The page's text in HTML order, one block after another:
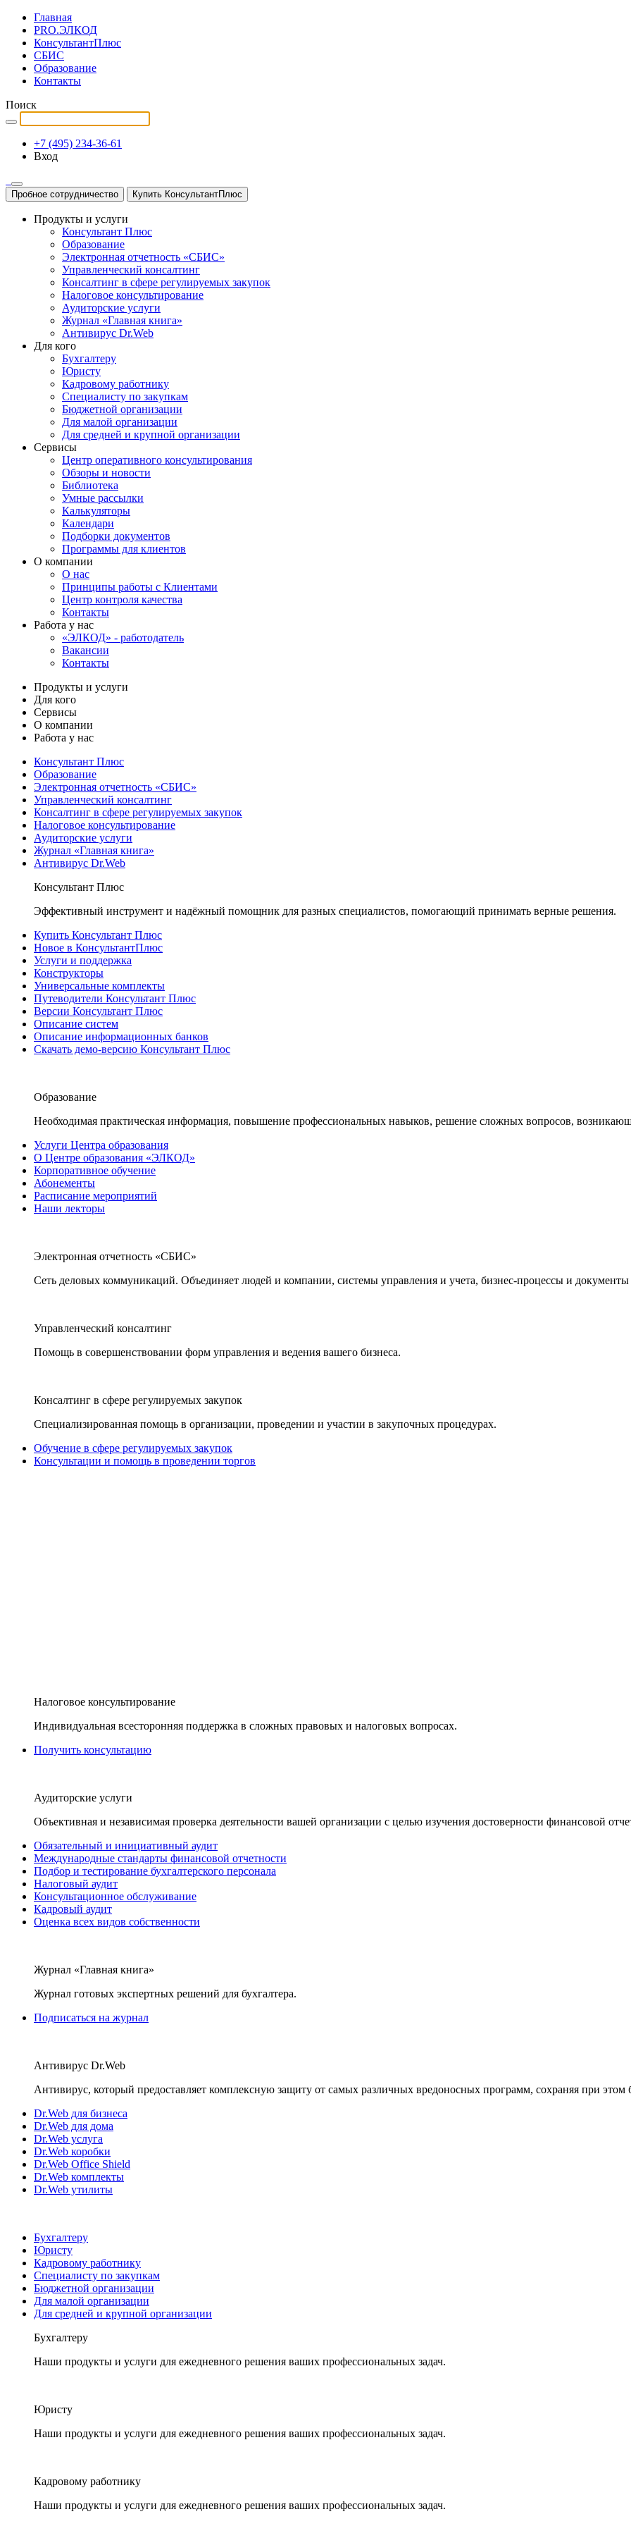
Главная
PRO.ЭЛКОД
КонсультантПлюс
СБИС
Образование
Контакты
Поиск
+7 (495) 234-36-61
Вход
Пробное сотрудничество Купить КонсультантПлюс
Продукты и услуги
Консультант Плюс
Образование
Электронная отчетность «СБИС»
Управленческий консалтинг
Консалтинг в сфере регулируемых закупок
Налоговое консультирование
Аудиторские услуги
Журнал «Главная книга»
Антивирус Dr.Web
Для кого
Бухгалтеру
Юристу
Кадровому работнику
Специалисту по закупкам
Бюджетной организации
Для малой организации
Для средней и крупной организации
Сервисы
Центр оперативного консультирования
Обзоры и новости
Библиотека
Умные рассылки
Калькуляторы
Календари
Подборки документов
Программы для клиентов
О компании
О нас
Принципы работы с Клиентами
Центр контроля качества
Контакты
Работа у нас
«ЭЛКОД» - работодатель
Вакансии
Контакты
Продукты и услуги
Для кого
Сервисы
О компании
Работа у нас
Консультант Плюс
Образование
Электронная отчетность «СБИС»
Управленческий консалтинг
Консалтинг в сфере регулируемых закупок
Налоговое консультирование
Аудиторские услуги
Журнал «Главная книга»
Антивирус Dr.Web
Консультант Плюс
Эффективный инструмент и надёжный помощник для разных специалистов, помогающий принимать верные решения.
Купить Консультант Плюс
Новое в КонсультантПлюс
Услуги и поддержка
Конструкторы
Универсальные комплекты
Путеводители Консультант Плюс
Версии Консультант Плюс
Описание систем
Описание информационных банков
Скачать демо-версию Консультант Плюс
Образование
Необходимая практическая информация, повышение профессиональных навыков, решение сложных вопросов,
Услуги Центра образования
О Центре образования «ЭЛКОД»
Корпоративное обучение
Абонементы
Расписание мероприятий
Наши лекторы
Электронная отчетность «СБИС»
Сеть деловых коммуникаций. Объединяет людей и компании, системы управления и учета, бизнес-процессы и документы
Управленческий консалтинг
Помощь в совершенствовании форм управления и ведения вашего бизнеса.
Консалтинг в сфере регулируемых закупок
Специализированная помощь в организации, проведении и участии в закупочных процедурах.
Обучение в сфере регулируемых закупок
Консультации и помощь в проведении торгов
Налоговое консультирование
Индивидуальная всесторонняя поддержка в сложных правовых и налоговых вопросах.
Получить консультацию
Аудиторские услуги
Объективная и независимая проверка деятельности вашей организации с целью изучения достоверности финансовой
Обязательный и инициативный аудит
Международные стандарты финансовой отчетности
Подбор и тестирование бухгалтерского персонала
Налоговый аудит
Консультационное обслуживание
Кадровый аудит
Оценка всех видов собственности
Журнал «Главная книга»
Журнал готовых экспертных решений для бухгалтера.
Подписаться на журнал
Антивирус Dr.Web
Антивирус, который предоставляет комплексную защиту от самых различных вредоносных программ, сохраняя при этом
Dr.Web для бизнеса
Dr.Web для дома
Dr.Web услуга
Dr.Web коробки
Dr.Web Office Shield
Dr.Web комплекты
Dr.Web утилиты
Бухгалтеру
Юристу
Кадровому работнику
Специалисту по закупкам
Бюджетной организации
Для малой организации
Для средней и крупной организации
Бухгалтеру
Наши продукты и услуги для ежедневного решения ваших профессиональных задач.
Юристу
Наши продукты и услуги для ежедневного решения ваших профессиональных задач.
Кадровому работнику
Наши продукты и услуги для ежедневного решения ваших профессиональных задач.